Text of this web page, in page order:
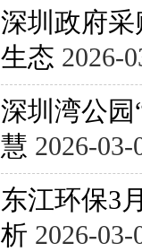
深圳政府
生态 2026-
深圳湾公
慧 2026-03-
东江环保3
析 2026-03-